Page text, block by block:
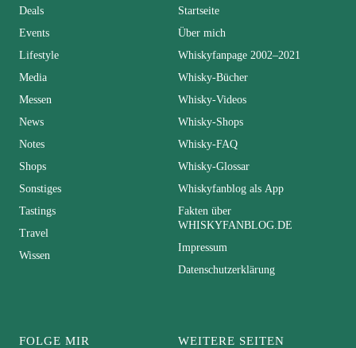
Deals
Events
Lifestyle
Media
Messen
News
Notes
Shops
Sonstiges
Tastings
Travel
Wissen
Startseite
Über mich
Whiskyfanpage 2002–2021
Whisky-Bücher
Whisky-Videos
Whisky-Shops
Whisky-FAQ
Whisky-Glossar
Whiskyfanblog als App
Fakten über
WHISKYFANBLOG.DE
Impressum
Datenschutzerklärung
FOLGE MIR WEITERE SEITEN